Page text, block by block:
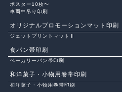
ポスター10枚〜
車両中吊り印刷
オリジナルプロモーションマット印刷
ジェットプリントマットⅡ
食パン帯印刷
ベーカリーパン帯印刷
和洋菓子・小物用巻帯印刷
和洋菓子・小物用巻帯印刷